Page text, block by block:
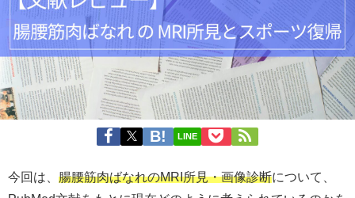
LINE
今回は、 腸腰筋肉ばなれのMRI所見・画像診断について、